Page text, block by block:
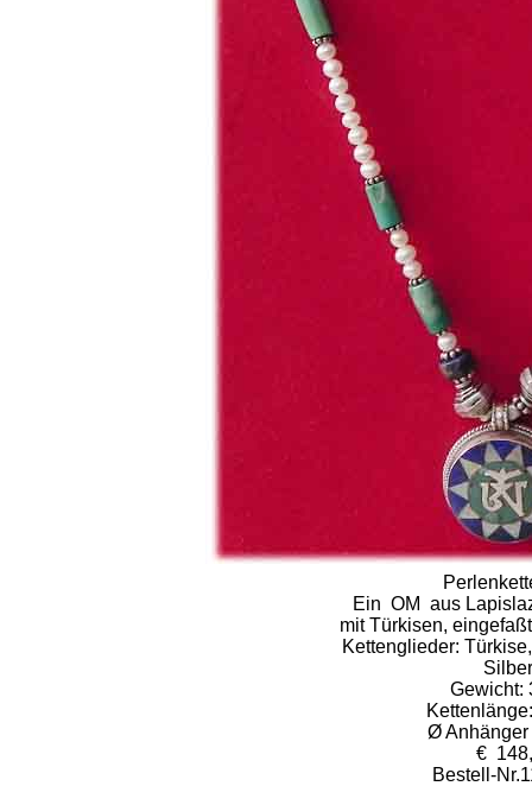
Ein OM aus
mit Türkisen,
Kettenglieder:
Silber
Gewicht:
Ø Anhänger
€
Bestell-